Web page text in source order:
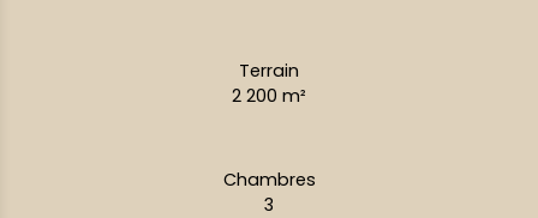
Terrain
2 200 m²
Chambres
3